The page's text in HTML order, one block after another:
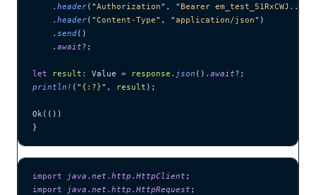
    .
header( "Authorization" , "Bearer
    .
header( "Content-Type" , "application/json" )
    .
send()
    .
await? ;
let result : Value = response . json () . await? ;
println! ( " {:?}" , result );
Ok(())
}
import java . net . http . HttpClient ;
import java . net . http . HttpRequest ;